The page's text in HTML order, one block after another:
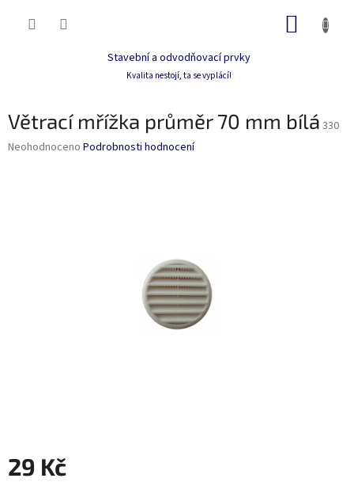
Stavební a odvodňovací prvky
Kvalita nestojí, ta se vyplácí!
Větrací mřížka průměr 70 mm bílá 330
Průměrné
Neohodnoceno Podrobnosti hodnocení
29 Kč